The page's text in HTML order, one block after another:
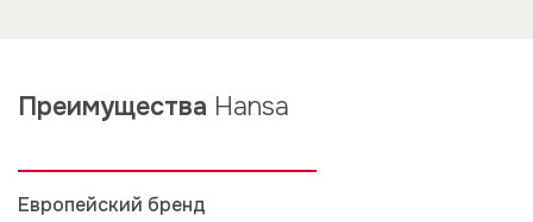
Преимущества Hansa
Европейский бренд